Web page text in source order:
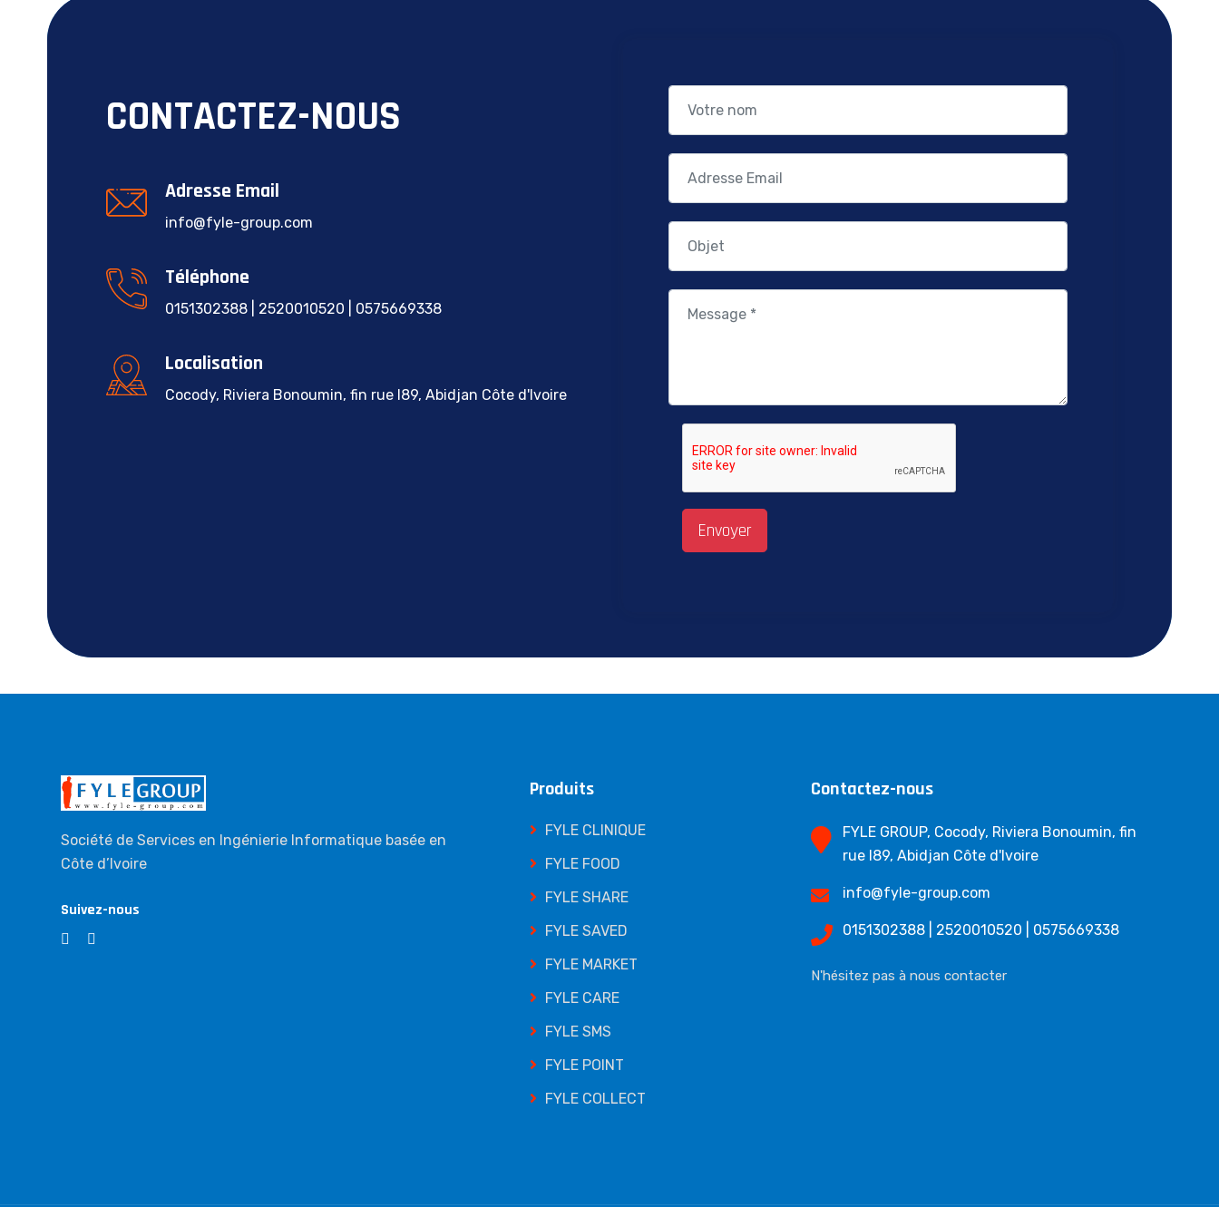
CONTACTEZ-NOUS
Adresse Email
info@fyle-group.com
Téléphone
0151302388 | 2520010520 | 0575669338
Localisation
Cocody, Riviera Bonoumin, fin rue I89, Abidjan Côte d'Ivoire
Envoyer
Société de Services en Ingénierie Informatique basée en
Côte d’Ivoire
Suivez-nous
Produits
FYLE CLINIQUE
FYLE FOOD
FYLE SHARE
FYLE SAVED
FYLE MARKET
FYLE CARE
FYLE SMS
FYLE POINT
FYLE COLLECT
Contactez-nous
FYLE GROUP, Cocody, Riviera Bonoumin, fin
rue I89, Abidjan Côte d'Ivoire
info@fyle-group.com
0151302388 | 2520010520 | 0575669338
N'hésitez pas à nous contacter